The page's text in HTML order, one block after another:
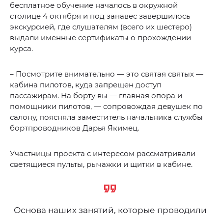
бесплатное обучение началось в окружной
столице 4 октября и под занавес завершилось
экскурсией, где слушателям (всего их шестеро)
выдали именные сертификаты о прохождении
курса.
– Посмотрите внимательно — это святая святых —
кабина пилотов, куда запрещен доступ
пассажирам. На борту вы — главная опора и
помощники пилотов, — сопровождая девушек по
салону, поясняла заместитель начальника службы
бортпроводников Дарья Якимец.
Участницы проекта с интересом рассматривали
светящиеся пульты, рычажки и щитки в кабине.
Основа наших занятий, которые проводили